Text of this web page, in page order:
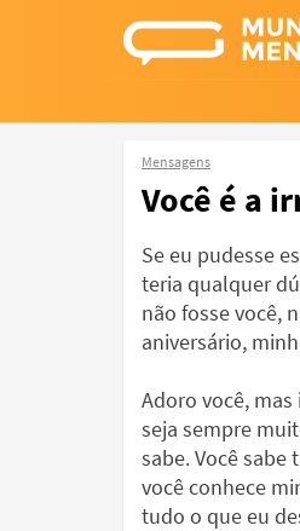
Mensagens
Você é a
Se eu pudesse
teria qualquer
não fosse você,
aniversário,
Adoro você, mas
seja sempre
sabe. Você
você conhece
tudo o que eu